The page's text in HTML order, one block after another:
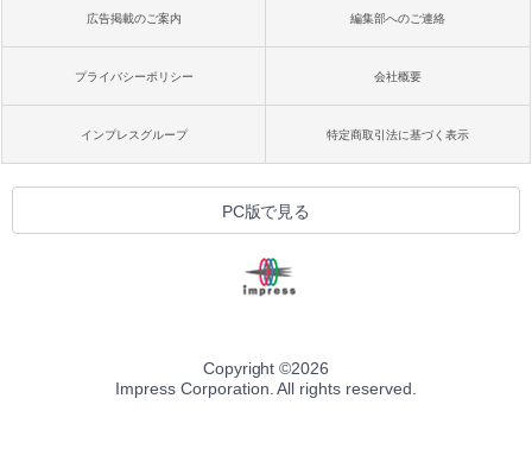
広告掲載のご案内 編集部へのご連絡
プライバシーポリシー 会社概要
インプレスグループ 特定商取引法に基づく表示
PC版で見る
Copyright ©2026
Impress Corporation. All rights reserved.